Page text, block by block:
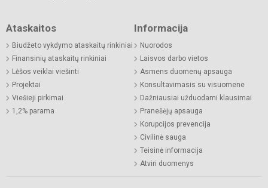
Ataskaitos
Biudžeto vykdymo ataskaitų rinkiniai
Finansinių ataskaitų rinkiniai
Lėšos veiklai viešinti
Projektai
Viešieji pirkimai
1,2% parama
Informacija
Nuorodos
Laisvos darbo vietos
Asmens duomenų apsauga
Konsultavimasis su visuomene
Dažniausiai užduodami klausimai
Pranešėjų apsauga
Korupcijos prevencija
Civilinė sauga
Teisinė informacija
Atviri duomenys